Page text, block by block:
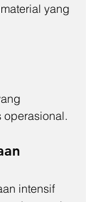
yang
operasional.
intensif